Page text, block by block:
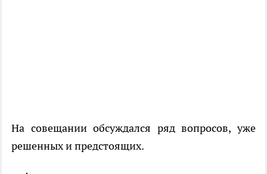
На совещании обсуждался ряд вопросов, уже
решенных и предстоящих.